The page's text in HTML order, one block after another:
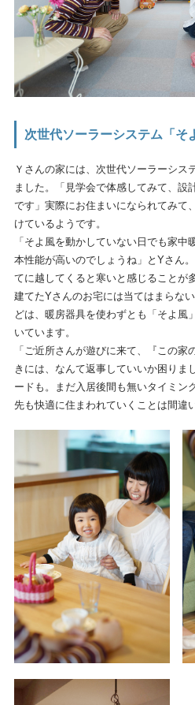
次世代ソーラーシステム「そ
Ｙさんの家には、次世代ソーラーシス
ました。「見学会で体感してみて、設
です」実際にお住まいになられてみて
けているようです。
「そよ風を動かしていない日でも家
本性能が高いのでしょうね」とYさん
てに越してくると寒いと感じることが
建てたYさんのお宅には当てはまらな
どは、暖房器具を使わずとも「そよ風
いています。
「ご近所さんが遊びに来て、『この家
きには、なんて返事していいか困りま
ードも。まだ入居後間も無いタイミン
先も快適に住まわれていくことは間違